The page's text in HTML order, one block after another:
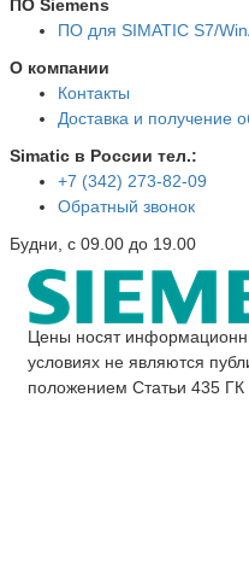
ПО Siemens
ПО для SIMATIC S7/
О компании
Контакты
Доставка и получение
Simatic в России тел.:
+7 (342) 273-82-09
Обратный звонок
Будни, с 09.00 до 19.00
Цены носят
условиях не являются
положением Статьи 435